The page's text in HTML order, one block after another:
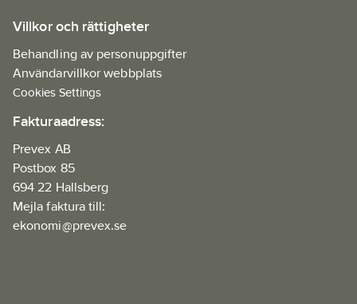
Villkor och rättigheter
Behandling av personuppgifter
Användarvillkor webbplats
Cookies Settings
Fakturaadress:
Prevex AB
Postbox 85
694 22 Hallsberg
Mejla faktura till:
ekonomi@prevex.se